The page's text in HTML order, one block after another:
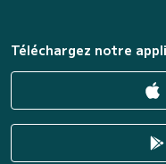
Téléchargez notre